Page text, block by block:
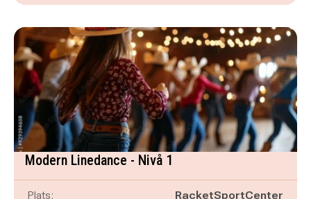
Modern Linedance - Nivå 1
Plats:
RacketSportCenter